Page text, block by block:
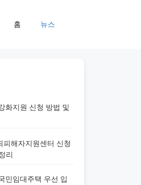
홈 뉴스
화지원 신청 방법 및
피해자지원센터 신청
리
민임대주택 우선 입